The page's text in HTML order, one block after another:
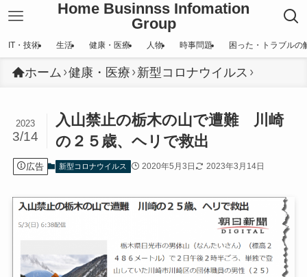
Home Businnss Infomation
Group
IT・技術 生活 健康・医療 人物 時事問題 困った・トラブルの
ホーム 健康・医療 新型コロナウイルス
入山禁止の栃木の山で遭難 川崎
の２５歳、ヘリで救出
2023
3/14
広告 新型コロナウイルス 2020年5月3日 2023年3月14日